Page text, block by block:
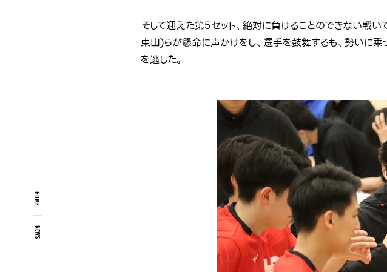
そして迎えた第5セット、絶対に負けることのできない戦い
東山)らが懸命に声かけをし、選手を鼓舞するも、勢いに
を逃した。
HOME
NEWS